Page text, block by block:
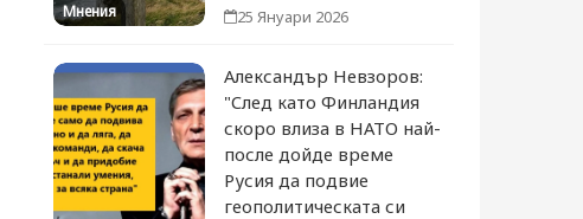
Мнения 25 Януари 2026
Александър Невзоров:
"След като Финландия
скоро влиза в НАТО най-
после дойде време
Русия да подвие
геополитическата си